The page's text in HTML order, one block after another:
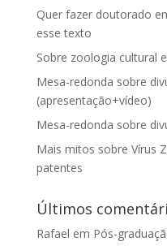
Quer fazer doutorado
esse texto
Sobre zoologia cultural
Mesa-redonda sobre
(apresentação+vídeo)
Mesa-redonda sobre
Mais mitos sobre Vírus
patentes
Últimos
Rafael em Pós-